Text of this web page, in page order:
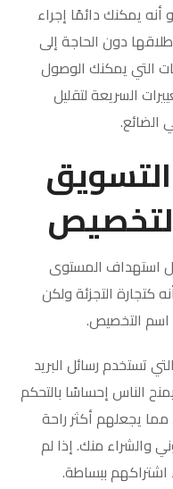
يمكنك دائمًا إجراء
دون الحاجة إلى
التي يمكنك الوصول
السريعة لتقليل
الضائع.
استهداف المستوى
كتجارة التجزئة ولكن
التخصيص.
تستخدم رسائل البريد
الناس إحساسًا بالتحكم
مما يجعلهم أكثر راحة
والشراء منك. إذا لم
اشتراكهم ببساطة.